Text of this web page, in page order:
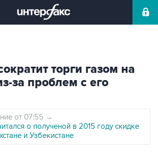
торги газом на
за проблем с его
от 07:55 →
о полученой в 2015 году скидке
и Узбекистане